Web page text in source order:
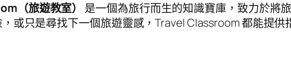
（旅遊教室）
是一個為旅行而生的知識寶庫，致力於將
或只是尋找下一個旅遊靈感，Travel Classroom 都能提供